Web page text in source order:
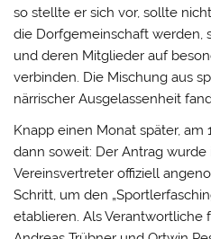
so stellte er sich vor, sollte
die Dorfgemeinschaft werden,
und deren Mitglieder auf
verbinden. Die Mischung aus
närrischer Ausgelassenheit
Knapp einen Monat später, am
dann soweit: Der Antrag wurde
Vereinsvertreter offiziell
Schritt, um den
etablieren. Als